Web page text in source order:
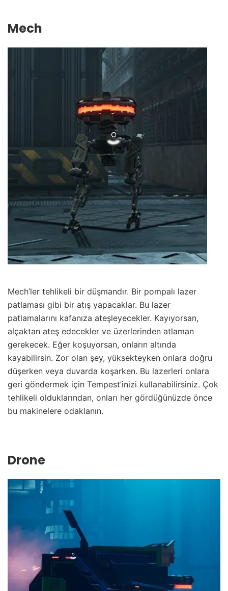
Mech
Mech’ler tehlikeli bir düşmandır. Bir pompalı lazer
patlaması gibi bir atış yapacaklar. Bu lazer
patlamalarını kafanıza ateşleyecekler. Kayıyorsan,
alçaktan ateş edecekler ve üzerlerinden atlaman
gerekecek. Eğer koşuyorsan, onların altında
kayabilirsin. Zor olan şey, yüksekteyken onlara doğru
düşerken veya duvarda koşarken. Bu lazerleri onlara
geri göndermek için Tempest’inizi kullanabilirsiniz. Çok
tehlikeli olduklarından, onları her gördüğünüzde önce
bu makinelere odaklanın.
Drone